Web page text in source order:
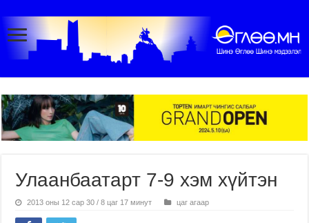
Улаанбаатарт 7-9 хэм хүйтэн
2013 оны 12 сар 30 / 8 цаг 17 минут цаг агаар